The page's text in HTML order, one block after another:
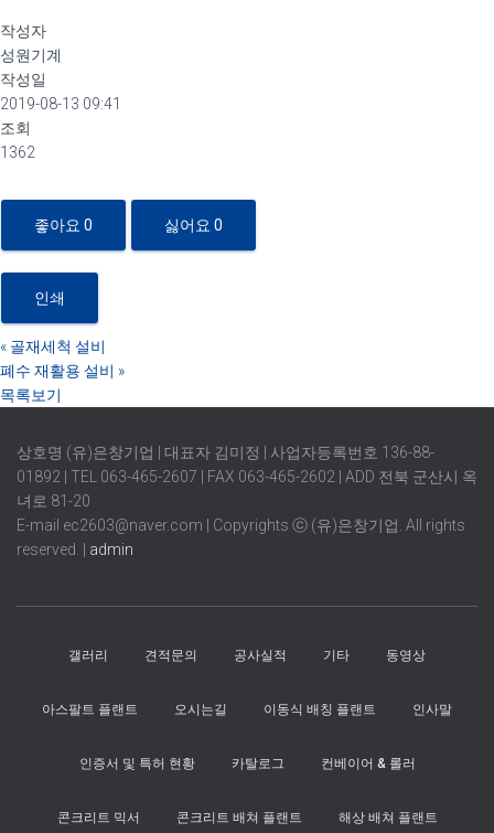
작성자
성원기계
작성일
2019-08-13 09:41
조회
1362
좋아요 0 싫어요 0
인쇄
« 골재세척 설비
폐수 재활용 설비 »
목록보기
상호명 (유)은창기업 | 대표자 김미정 | 사업자등록번호 136-88-
01892 | TEL 063-465-2607 | FAX 063-465-2602 | ADD 전북 군산시 옥
녀로 81-20
E-mail ec2603@naver.com | Copyrights ⓒ (유)은창기업. All rights
reserved. | admin
갤러리 견적문의 공사실적 기타 동영상
아스팔트 플랜트 오시는길 이동식 배칭 플랜트 인사말
인증서 및 특허 현황 카탈로그 컨베이어 & 롤러
콘크리트 믹서 콘크리트 배쳐 플랜트 해상 배쳐 플랜트